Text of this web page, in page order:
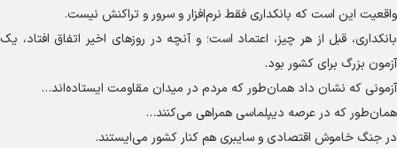
واقعیت این است که بانکداری فقط نرم‌افزار و سرور و تراکنش نیست.
بانکداری، قبل از هر چیز، اعتماد است؛ و آنچه در روز‌های اخیر اتفاق افتاد، یک
آزمون بزرگ برای کشور بود.
آزمونی که نشان داد همان‌طور که مردم در میدان مقاومت ایستاده‌اند…
همان‌طور که در عرصه دیپلماسی همراهی می‌کنند…
در جنگ خاموش اقتصادی و سایبری هم کنار کشور می‌ایستند.